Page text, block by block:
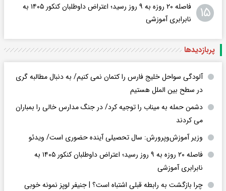
۱۵
فاصله ۲۰ روزه به ۹ روز رسید؛ اعتراض داوطلبان کنکور ۱۴۰۵ به
نابرابری آموزشی
پربازدید‌ها
آلودگی سواحل خلیج فارس را کتمان نمی کنیم/ به دنبال مطالبه گری
در سطح بین الملل هستیم
دشمن حمله به میناب را توجیه کرد/ در جنگ مدارس خالی را بمباران
می کردند
وزیر آموزش‌وپرورش: سال تحصیلی آینده حضوری است/ ویدئو
فاصله ۲۰ روزه به ۹ روز رسید؛ اعتراض داوطلبان کنکور ۱۴۰۵ به
نابرابری آموزشی
چرا بازگشت به رابطه قبلی اشتباه است؟ | جنیفر لوپز نمونه خوبی